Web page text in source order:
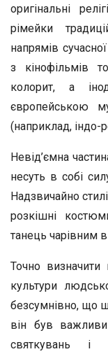
оригінальні
рімейки
напрямів
з кінофільмів
колорит, а
європейською
(наприклад, індо-
Невід’ємна
несуть в собі
Надзвичайно
розкішні
танець чарівним
Точно визначити
культури
безсумнівно, що
він був
святкувань і